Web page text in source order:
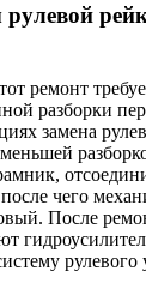
ремонт
разборки
замена
чего
После
рулевого